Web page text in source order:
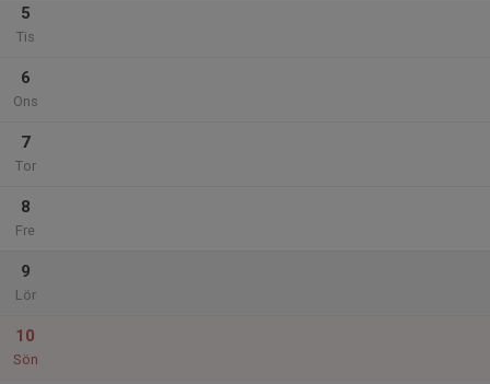
5
Tis
6
Ons
7
Tor
8
Fre
9
Lör
10
Sön